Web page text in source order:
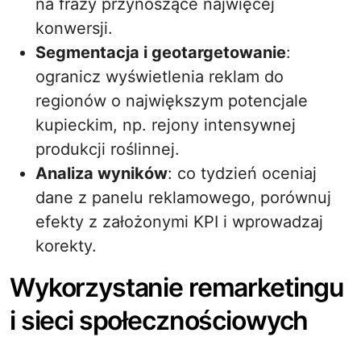
na frazy przynoszące najwięcej
konwersji.
Segmentacja i geotargetowanie:
ogranicz wyświetlenia reklam do
regionów o największym potencjale
kupieckim, np. rejony intensywnej
produkcji roślinnej.
Analiza wyników: co tydzień oceniaj
dane z panelu reklamowego, porównuj
efekty z założonymi KPI i wprowadzaj
korekty.
Wykorzystanie remarketingu
i sieci społecznościowych